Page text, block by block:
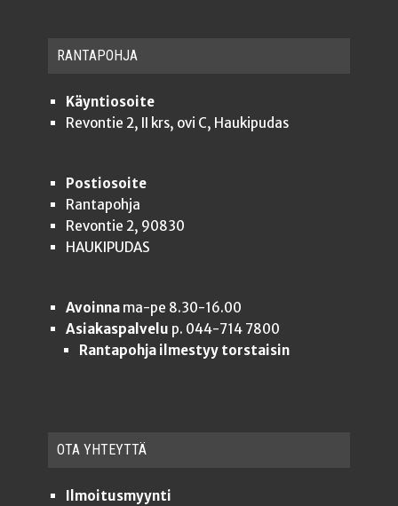
RAN­TA­POH­JA
Käyntiosoite
Revontie 2, II krs, ovi C, Haukipudas
Postiosoite
Rantapohja
Revontie 2, 90830
HAUKIPUDAS
Avoinnama-pe 8.30-16.00
Asiakaspalvelu p. 044-714 7800
Rantapohja ilmestyy torstaisin
OTA YHTEYT­TÄ
Ilmoitusmyynti